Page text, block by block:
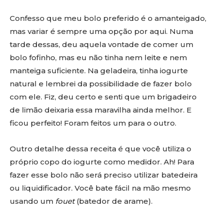
Confesso que meu bolo preferido é o amanteigado,
mas variar é sempre uma opção por aqui. Numa
tarde dessas, deu aquela vontade de comer um
bolo fofinho, mas eu não tinha nem leite e nem
manteiga suficiente. Na geladeira, tinha iogurte
natural e lembrei da possibilidade de fazer bolo
com ele. Fiz, deu certo e senti que um brigadeiro
de limão deixaria essa maravilha ainda melhor. E
ficou perfeito! Foram feitos um para o outro.
Outro detalhe dessa receita é que você utiliza o
próprio copo do iogurte como medidor. Ah! Para
fazer esse bolo não será preciso utilizar batedeira
ou liquidificador. Você bate fácil na mão mesmo
usando um fouet(batedor de arame).